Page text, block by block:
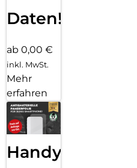
Daten!
ab 0,00 €
inkl. MwSt.
Mehr
erfahren
Handy